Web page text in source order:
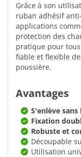
Grâce à son
ruban adhésif
applications
protection des
pratique pour
fiable et flexible
poussière.
Avantages
S'enlève
Fixation
Robuste et
Découpable
Utilisation